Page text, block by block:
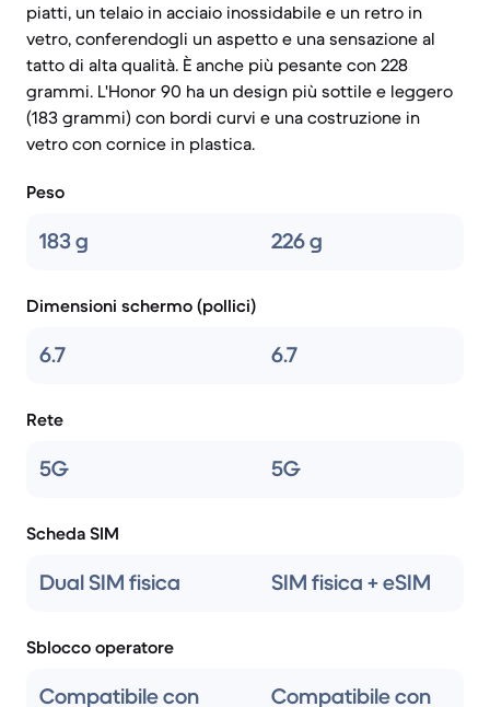
piatti, un telaio in acciaio inossidabile e un retro in
vetro, conferendogli un aspetto e una sensazione al
tatto di alta qualità. È anche più pesante con 228
grammi. L'Honor 90 ha un design più sottile e leggero
(183 grammi) con bordi curvi e una costruzione in
vetro con cornice in plastica.
Peso
183 g 226 g
Dimensioni schermo (pollici)
6.7 6.7
Rete
5G 5G
Scheda SIM
Dual SIM fisica SIM fisica + eSIM
Sblocco operatore
Compatibile con Compatibile con